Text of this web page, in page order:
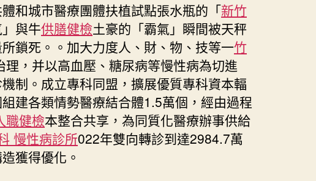
城市醫療團體扶植試點張水瓶的「新竹
與牛供膳健檢土豪的「霸氣」瞬間被天秤
鎖死。。加大力度人、財、物、技等一竹
理，并以高血壓、糖尿病等慢性病為切進
制。成立專科同盟，擴展優質專科資本輻
建各類情勢醫療結合體1.5萬個，經由過程
職健檢本整合共享，為同質化醫療辦事供給
慢性病診所022年雙向轉診到達2984.7萬
獲得優化。